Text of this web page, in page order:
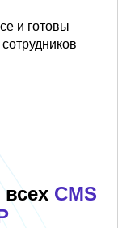
и готовы
CMS